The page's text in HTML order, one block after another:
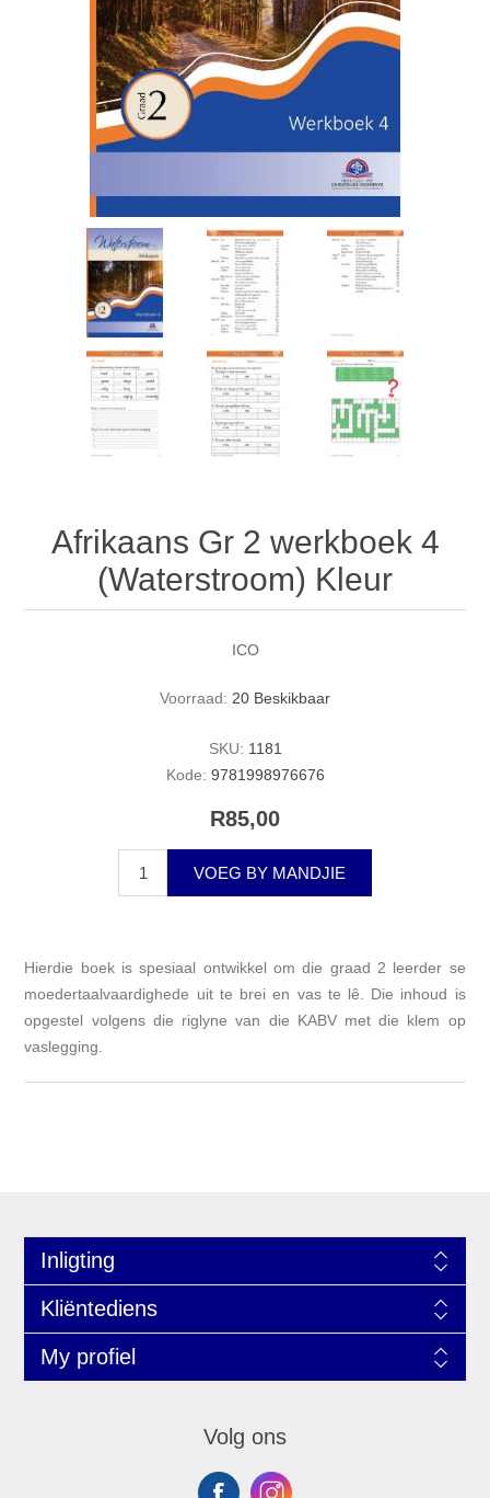
Afrikaans Gr 2 werkboek 4
(Waterstroom) Kleur
ICO
Voorraad: 20 Beskikbaar
SKU: 1181
Kode: 9781998976676
R85,00
VOEG BY MANDJIE
Hierdie boek is spesiaal ontwikkel om die graad 2 leerder se
moedertaalvaardighede uit te brei en vas te lê. Die inhoud is
opgestel volgens die riglyne van die KABV met die klem op
vaslegging.
Inligting
Kliëntediens
My profiel
Volg ons